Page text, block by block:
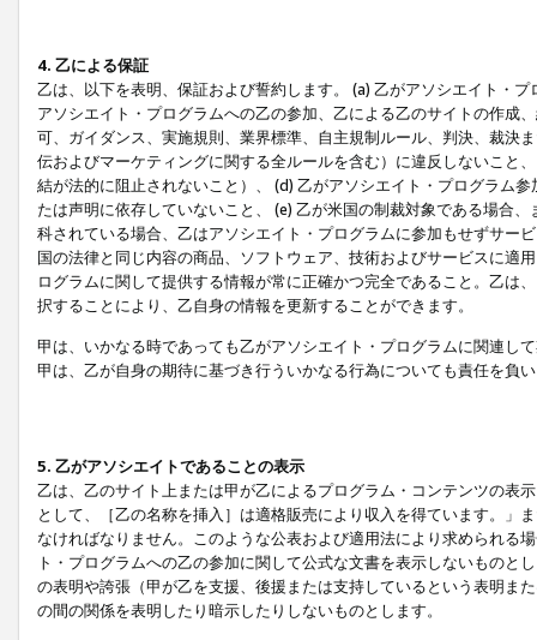
4. 乙による保証
乙は、以下を表明、保証および誓約します。 (a) 乙がアソシエイト・
アソシエイト・プログラムへの乙の参加、乙による乙のサイトの作成
可、ガイダンス、実施規則、業界標準、自主規制ルール、判決、裁決
伝およびマーケティングに関する全ルールを含む）に違反しないこと
結が法的に阻止されないこと）、 (d) 乙がアソシエイト・プログラム
たは声明に依存していないこと、 (e) 乙が米国の制裁対象である場合
科されている場合、乙はアソシエイト・プログラムに参加もせずサー
国の法律と同じ内容の商品、ソフトウェア、技術およびサービスに適
ログラムに関して提供する情報が常に正確かつ完全であること。乙は
択することにより、乙自身の情報を更新することができます。
甲は、いかなる時であっても乙がアソシエイト・プログラムに関連し
甲は、乙が自身の期待に基づき行ういかなる行為についても責任を負
5. 乙がアソシエイトであることの表示
乙は、乙のサイト上または甲が乙によるプログラム・コンテンツの表
として、［乙の名称を挿入］は適格販売により収入を得ています。」
なければなりません。このような公表および適用法により求められる
ト・プログラムへの乙の参加に関して公式な文書を表示しないもの
の表明や誇張（甲が乙を支援、後援または支持しているという表明ま
の間の関係を表明したり暗示したりしないものとします。